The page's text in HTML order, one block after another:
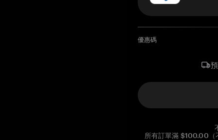
優惠碼
所有訂單滿 $100.00（